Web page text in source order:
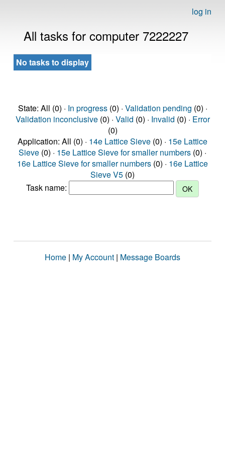
log in
All tasks for computer 7222227
No tasks to display
State: All (0) · In progress(0) · Validation pending (0) ·
Validation inconclusive(0) · Valid (0) · Invalid (0) · Error
(0)
Application: All (0) · 14e Lattice Sieve (0) · 15e Lattice
Sieve (0) · 15e Lattice Sieve for smaller numbers (0) ·
16e Lattice Sieve for smaller numbers (0) · 16e Lattice
Sieve V5 (0)
Task name:
Home | My Account | Message Boards